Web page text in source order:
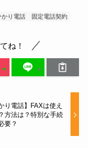
かり電話 固定電話契約
ね！
り電話】FAXは使え
方法は？特別な手続
要？